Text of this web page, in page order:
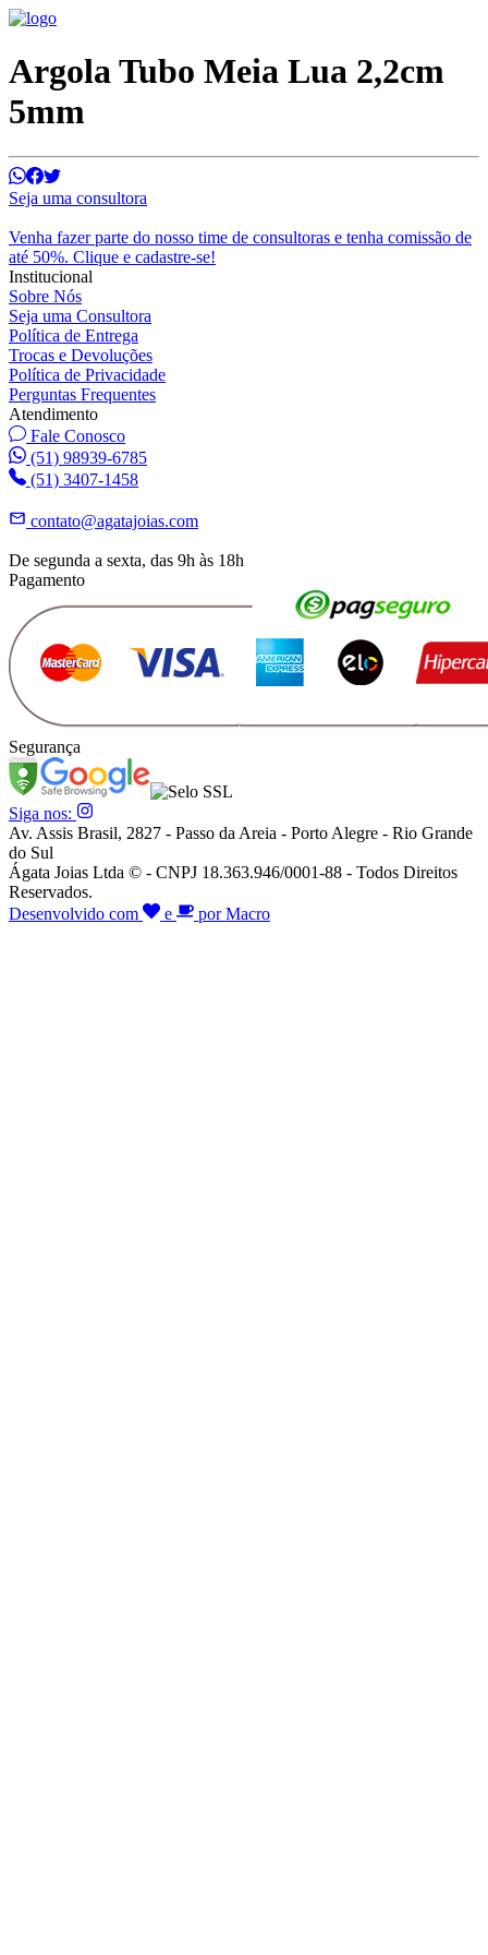
Argola Tubo Meia Lua 2,2cm
5mm
Seja uma consultora
Venha fazer parte do nosso time de consultoras e tenha comissão de
até 50%. Clique e cadastre-se!
Institucional
Sobre Nós
Seja uma Consultora
Política de Entrega
Trocas e Devoluções
Política de Privacidade
Perguntas Frequentes
Atendimento
Fale Conosco
(51) 98939-6785
(51) 3407-1458
contato@agatajoias.com
De segunda a sexta, das 9h às 18h
Pagamento
Segurança
Siga nos:
Av. Assis Brasil, 2827 - Passo da Areia - Porto Alegre - Rio Grande
do Sul
Ágata Joias Ltda © - CNPJ 18.363.946/0001-88 - Todos Direitos
Reservados.
Desenvolvido com
e por Macro